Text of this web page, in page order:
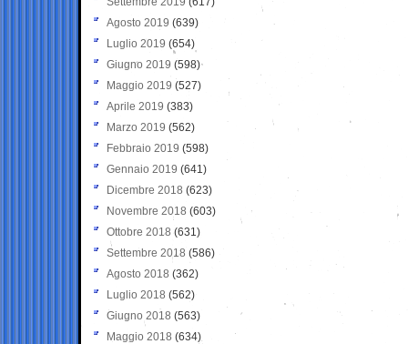
Agosto 2019 (639)
Luglio 2019 (654)
Giugno 2019 (598)
Maggio 2019 (527)
Aprile 2019 (383)
Marzo 2019 (562)
Febbraio 2019 (598)
Gennaio 2019 (641)
Dicembre 2018 (623)
Novembre 2018 (603)
Ottobre 2018 (631)
Settembre 2018 (586)
Agosto 2018 (362)
Luglio 2018 (562)
Giugno 2018 (563)
Maggio 2018 (634)